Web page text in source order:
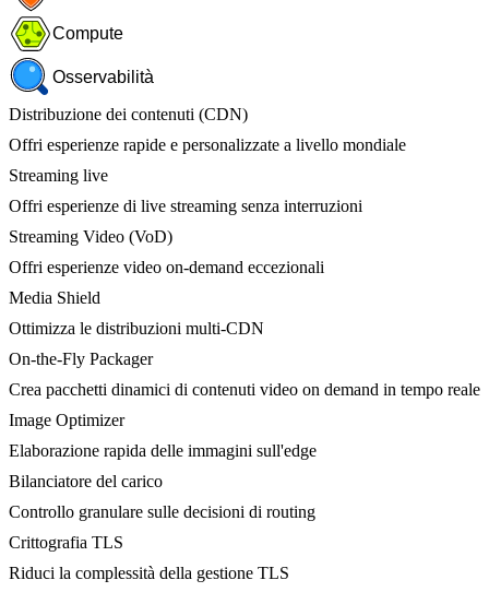
Compute
Osservabilità
Distribuzione dei contenuti (CDN)
Offri esperienze rapide e personalizzate a livello mondiale
Streaming live
Offri esperienze di live streaming senza interruzioni
Streaming Video (VoD)
Offri esperienze video on-demand eccezionali
Media Shield
Ottimizza le distribuzioni multi-CDN
On-the-Fly Packager
Crea pacchetti dinamici di contenuti video on demand in tempo reale
Image Optimizer
Elaborazione rapida delle immagini sull'edge
Bilanciatore del carico
Controllo granulare sulle decisioni di routing
Crittografia TLS
Riduci la complessità della gestione TLS